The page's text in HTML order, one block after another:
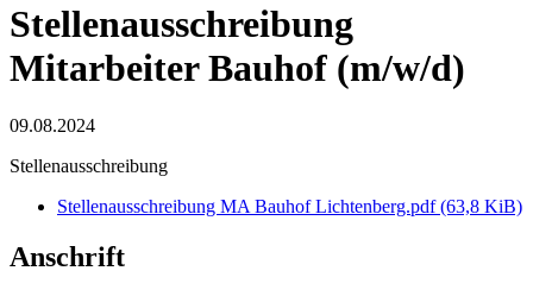
Stellenausschreibung
Mitarbeiter Bauhof (m/w/d)
09.08.2024
Stellenausschreibung
Stellenausschreibung MA Bauhof Lichtenberg.pdf(63,8 KiB)
Anschrift